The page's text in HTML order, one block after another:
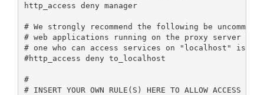
http_access deny manager
# We strongly recommend the following be
# web applications running on the proxy server
# one who can access services on "localhost" is a
#http_access deny to_localhost
#
# INSERT YOUR OWN RULE(S) HERE TO ALLOW ACCESS